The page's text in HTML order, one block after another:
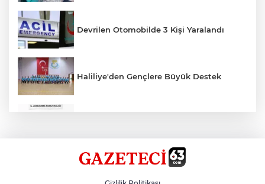
Devrilen Otomobilde 3 Kişi Yaralandı
Haliliye'den Gençlere Büyük Destek
Hikmet Başak’tan Ulaşım Çalışması